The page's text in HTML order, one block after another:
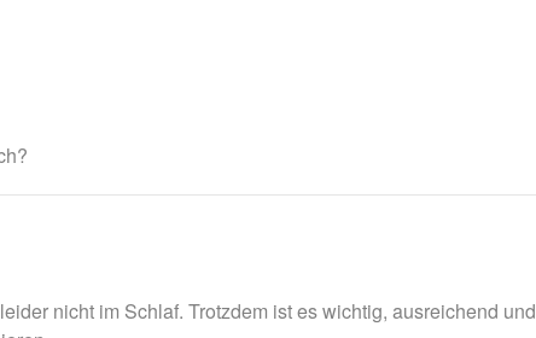
nicht im Schlaf. Trotzdem ist es wichtig, ausreichend und